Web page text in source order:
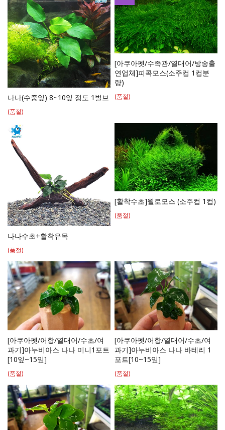
나나(수중잎) 8~10잎 정도 1벌브
(품절)
[아쿠아펫/수족관/열대어/방송출
연업체]피콕모스(소주컵 1컵분
량)
(품절)
나나수초+활착유목
(품절)
[활착수초]윌로모스 (소주컵 1컵)
(품절)
[아쿠아펫/어항/열대어/수초/여
과기]아누비아스 나나 미니1포트
[10잎~15잎]
(품절)
[아쿠아펫/어항/열대어/수초/여
과기]아누비아스 나나 바테리 1
포트[10~15잎]
(품절)